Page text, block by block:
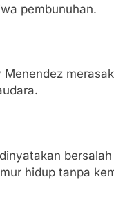
pembunuhan.
hidup tanpa